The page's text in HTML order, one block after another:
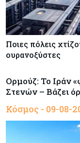
Ποιες πόλεις
ουρανοξύστες
Ορμούζ: Το Ιράν
Στενών – Βάζει
Κόσμος - 09-08-